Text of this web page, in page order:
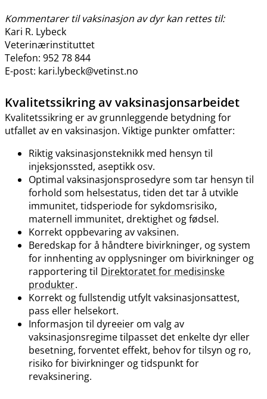
Kommentarer til vaksinasjon av dyr kan rettes til:
Kari R. Lybeck
Veterinærinstituttet
Telefon: 952 78 844
E-post: kari.lybeck@vetinst.no
Kvalitetssikring av vaksinasjonsarbeidet
Kvalitetssikring er av grunnleggende betydning for
utfallet av en vaksinasjon. Viktige punkter omfatter:
Riktig vaksinasjonsteknikk med hensyn til
injeksjonssted, aseptikk osv.
Optimal vaksinasjonsprosedyre som tar hensyn til
forhold som helsestatus, tiden det tar å utvikle
immunitet, tidsperiode for sykdomsrisiko,
maternell immunitet, drektighet og fødsel.
Korrekt oppbevaring av vaksinen.
Beredskap for å håndtere bivirkninger, og system
for innhenting av opplysninger om bivirkninger og
rapportering til Direktoratet for medisinske
produkter.
Korrekt og fullstendig utfylt vaksinasjonsattest,
pass eller helsekort.
Informasjon til dyreeier om valg av
vaksinasjonsregime tilpasset det enkelte dyr eller
besetning, forventet effekt, behov for tilsyn og ro,
risiko for bivirkninger og tidspunkt for
revaksinering.